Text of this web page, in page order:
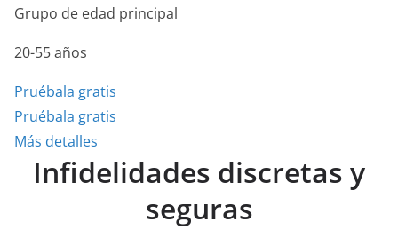
Grupo de edad principal
20-55 años
Pruébala gratis
Pruébala gratis
Más detalles
Infidelidades discretas y
seguras